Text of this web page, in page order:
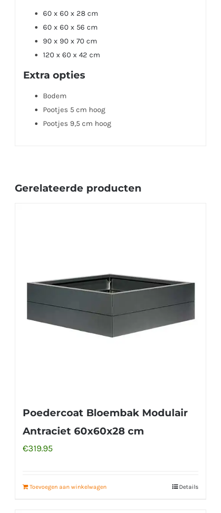
60 x 60 x 28 cm
60 x 60 x 56 cm
90 x 90 x 70 cm
120 x 60 x 42 cm
Extra opties
Bodem
Pootjes 5 cm hoog
Pootjes 9,5 cm hoog
Gerelateerde producten
Poedercoat Bloembak Modulair
Antraciet 60x60x28 cm
€319.95
Toevoegen aan winkelwagen Details